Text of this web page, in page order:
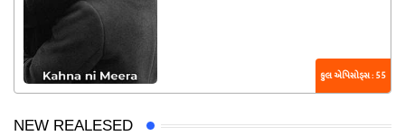
કુલ એપિસોડ્સ : 55
NEW REALESED